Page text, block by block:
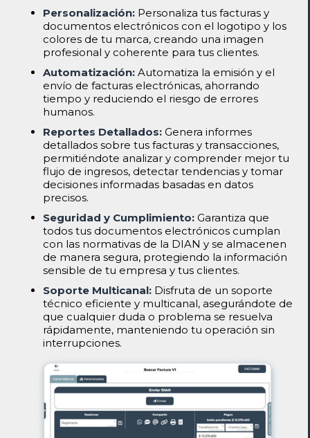
Personalización: Personaliza tus facturas y
documentos electrónicos con el logotipo y los
colores de tu marca, creando una imagen
profesional y coherente para tus clientes.
Automatización:Automatiza la emisión y el
envío de facturas electrónicas, ahorrando
tiempo y reduciendo el riesgo de errores
humanos.
Reportes Detallados:Genera informes
detallados sobre tus facturas y transacciones,
permitiéndote analizar y comprender mejor tu
flujo de ingresos, detectar tendencias y tomar
decisiones informadas basadas en datos
precisos.
Seguridad y Cumplimiento:Garantiza que
todos tus documentos electrónicos cumplan
con las normativas de la DIAN y se almacenen
de manera segura, protegiendo la información
sensible de tu empresa y tus clientes.
Soporte Multicanal: Disfruta de un soporte
técnico eficiente y multicanal, asegurándote de
que cualquier duda o problema se resuelva
rápidamente, manteniendo tu operación sin
interrupciones.